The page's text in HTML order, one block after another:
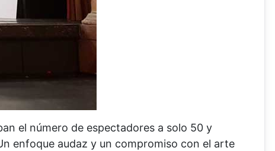
el número de espectadores a solo 50 y
enfoque audaz y un compromiso con el arte